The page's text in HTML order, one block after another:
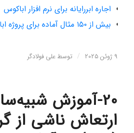
اجاره ابررایانه برای نرم افزار اباکوس
بیش از ۱۵۰ مثال آماده برای پروژه اباکوس
9 ژوئن 2025 / توسطعلی فولادگر
20-آموزش
ارتعاش ناشی از